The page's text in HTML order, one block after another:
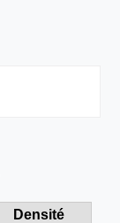
Densité